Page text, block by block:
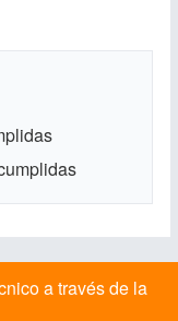
a través de la